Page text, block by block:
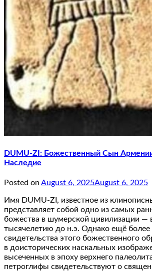
DUMU-ZI: Божественный Сын
Наследие
Posted on August 6, 2025August 6, 2025
Имя DUMU-ZI, известное из
представляет собой одно из самых
божества в шумерской цивилизации —
тысячелетию до н.э. Однако ещё более
свидетельства этого божественного
в доисторических наскальных
высеченных в эпоху верхнего
петроглифы свидетельствуют о